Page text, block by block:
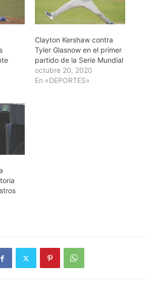
Clayton Kershaw contra
Tyler Glasnow en el primer
partido de la Serie Mundial
octubre 20, 2020
En «DEPORTES»